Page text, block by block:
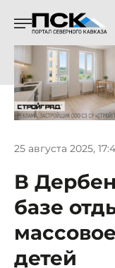
25 августа 2025,
В
базе
детей